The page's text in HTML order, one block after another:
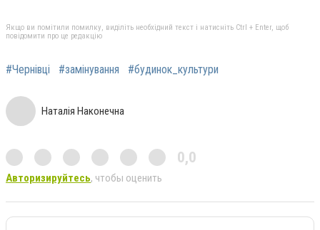
Якщо ви помітили помилку, виділіть необхідний текст і натисніть Ctrl + Enter, щоб
повідомити про це редакцію
#Чернівці #замінування #будинок_культури
Наталія Наконечна
0,0
Авторизируйтесь, чтобы оценить